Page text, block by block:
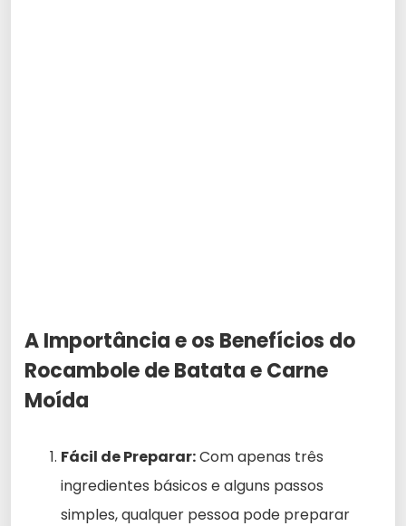
A Importância e os Benefícios do
Rocambole de Batata e Carne
Moída
Fácil de Preparar:Com apenas três
ingredientes básicos e alguns passos
simples, qualquer pessoa pode preparar